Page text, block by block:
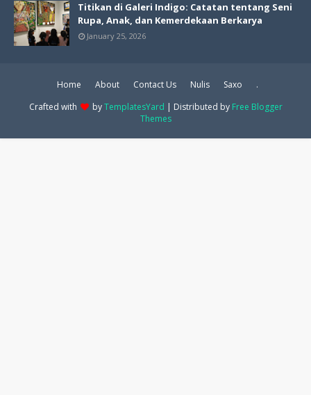
Titikan di Galeri Indigo: Catatan tentang Seni
Rupa, Anak, dan Kemerdekaan Berkarya
January 25, 2026
Home About Contact Us Nulis Saxo
.
Crafted with
byTemplatesYard | Distributed by Free Blogger
Themes